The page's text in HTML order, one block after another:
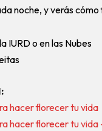
noche, y verás
IURD o en las Nubes
hacer florecer tu vida
hacer florecer tu vida